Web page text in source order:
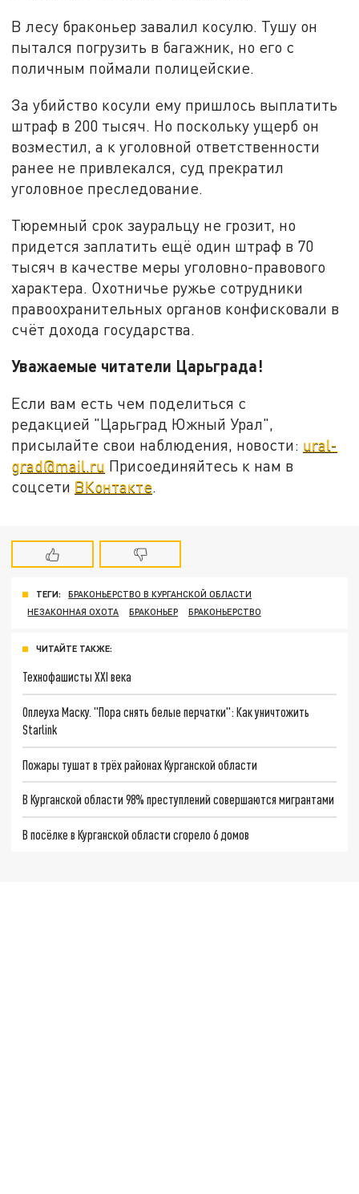
В лесу браконьер завалил косулю. Тушу он
пытался погрузить в багажник, но его с
поличным поймали полицейские.
За убийство косули ему пришлось выплатить
штраф в 200 тысяч. Но поскольку ущерб он
возместил, а к уголовной ответственности
ранее не привлекался, суд прекратил
уголовное преследование.
Тюремный срок зауральцу не грозит, но
придется заплатить ещё один штраф в 70
тысяч в качестве меры уголовно-правового
характера. Охотничье ружье сотрудники
правоохранительных органов конфисковали в
счёт дохода государства.
Уважаемые читатели Царьграда!
Если вам есть чем поделиться с
редакцией "Царьград Южный Урал",
присылайте свои наблюдения, новости: ural-
grad@mail.ru Присоединяйтесь к нам в
соцсети ВКонтакте.
ТЕГИ:
БРАКОНЬЕРСТВО В КУРГАНСКОЙ ОБЛАСТИ
НЕЗАКОННАЯ ОХОТА
БРАКОНЬЕР БРАКОНЬЕРСТВО
ЧИТАЙТЕ ТАКЖЕ:
Технофашисты XXI века
Оплеуха Маску. "Пора снять белые перчатки": Как уничтожить
Starlink
Пожары тушат в трёх районах Курганской области
В Курганской области 98% преступлений совершаются мигрантами
В посёлке в Курганской области сгорело 6 домов